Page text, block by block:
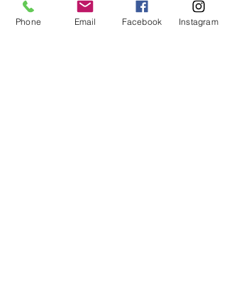
Phone Email Facebook Instagram